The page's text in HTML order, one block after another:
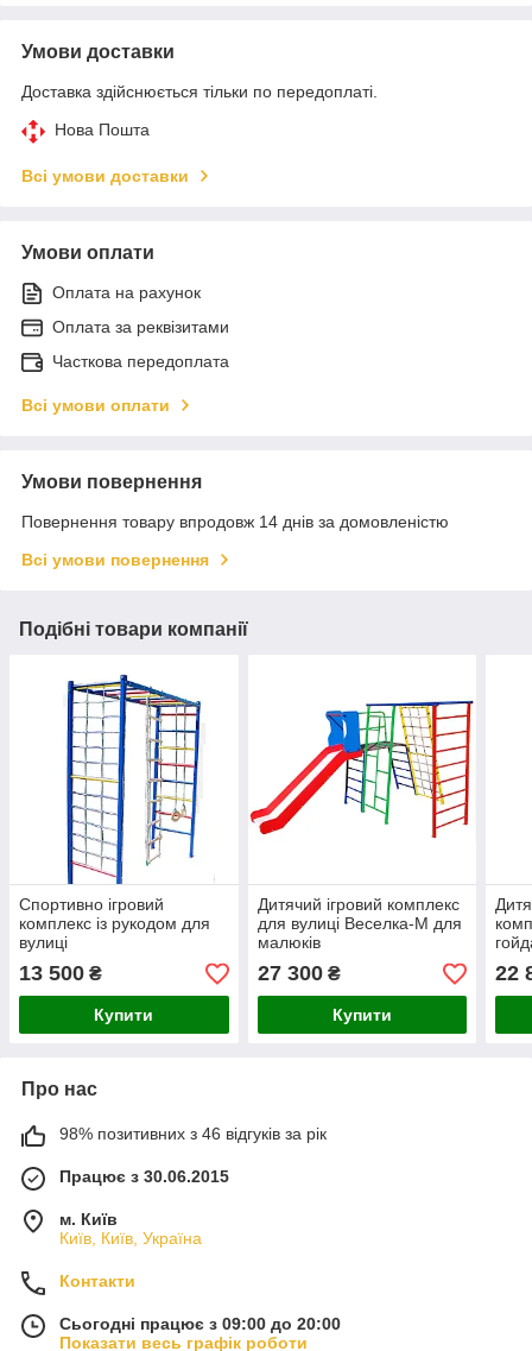
Умови доставки
Доставка здійснюється тільки по передоплаті.
Нова Пошта
Всі умови доставки
Умови оплати
Оплата на рахунок
Оплата за реквізитами
Часткова передоплата
Всі умови оплати
Умови повернення
Повернення товару впродовж 14 днів за домовленістю
Всі умови повернення
Подібні товари компанії
Спортивно ігровий
комплекс із рукодом для
вулиці
13 500 ₴
Купити
Дитячий ігровий комплекс
для вулиці Веселка-М для
малюків
27 300₴
Купити
22
Про нас
98% позитивних з 46 відгуків за рік
Працює з 30.06.2015
м. Київ
Київ, Київ, Україна
Контакти
Сьогодні працює з 09:00 до 20:00
Показати весь графік роботи